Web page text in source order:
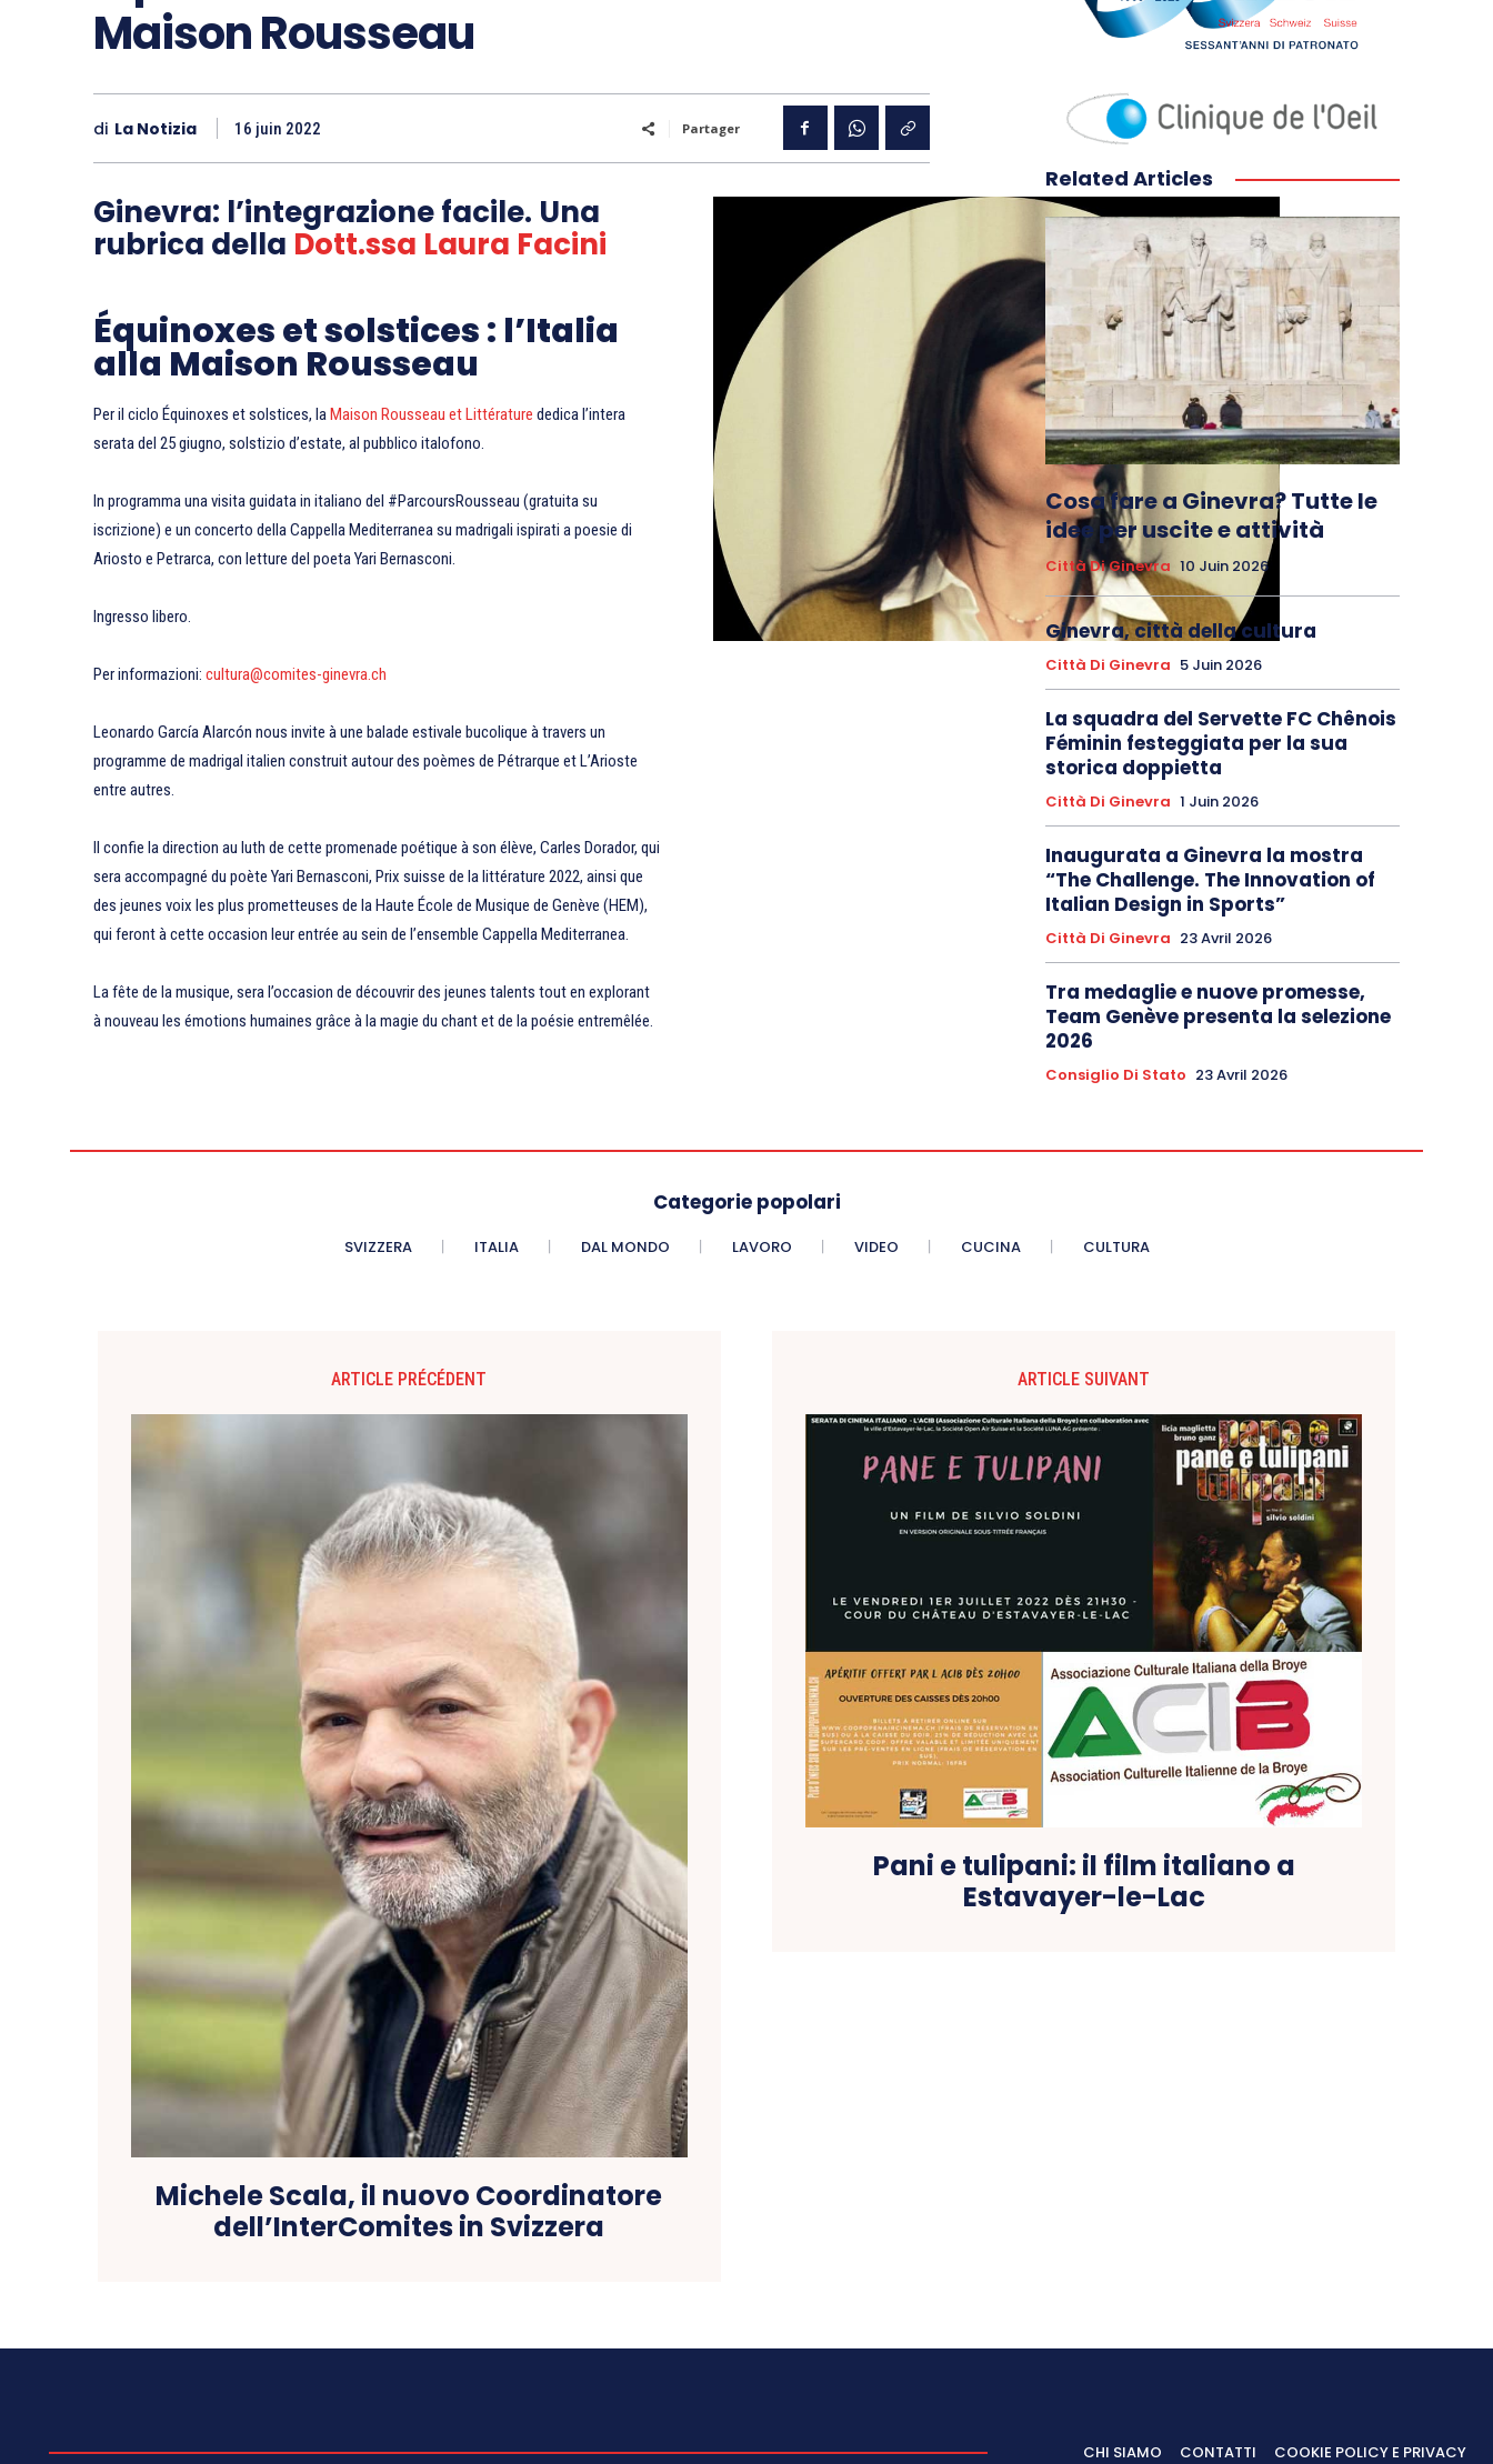
Maison Rousseau
di La Notizia 16 juin 2022 Partager
Ginevra: l’integrazione facile. Una
rubrica della Dott.ssa Laura Facini
Équinoxes et solstices : l’Italia
alla Maison Rousseau
Per il ciclo Équinoxes et solstices, la Maison Rousseau et Littérature dedica l’intera
serata del 25 giugno, solstizio d’estate, al pubblico italofono.
In programma una visita guidata in italiano del #ParcoursRousseau (gratuita su
iscrizione) e un concerto della Cappella Mediterranea su madrigali ispirati a poesie di
Ariosto e Petrarca, con letture del poeta Yari Bernasconi.
Ingresso libero.
Per informazioni: cultura@comites-ginevra.ch
Leonardo García Alarcón nous invite à une balade estivale bucolique à travers un
programme de madrigal italien construit autour des poèmes de Pétrarque et L’Arioste
entre autres.
Il confie la direction au luth de cette promenade poétique à son élève, Carles Dorador, qui
sera accompagné du poète Yari Bernasconi, Prix suisse de la littérature 2022, ainsi que
des jeunes voix les plus prometteuses de la Haute École de Musique de Genève (HEM),
qui feront à cette occasion leur entrée au sein de l’ensemble Cappella Mediterranea.
La fête de la musique, sera l’occasion de découvrir des jeunes talents tout en explorant
à nouveau les émotions humaines grâce à la magie du chant et de la poésie entremêlée.
Related Articles
Cosa fare a Ginevra? Tutte le
idee per uscite e attività
Città Di Ginevra 10 Juin 2026
Ginevra, città della cultura
Città Di Ginevra 5 Juin 2026
La squadra del Servette FC Chênois
Féminin festeggiata per la sua
storica doppietta
Città Di Ginevra 1 Juin 2026
Inaugurata a Ginevra la mostra
“The Challenge. The Innovation of
Italian Design in Sports”
Città Di Ginevra 23 Avril 2026
Tra medaglie e nuove promesse,
Team Genève presenta la selezione
2026
Consiglio Di Stato 23 Avril 2026
Categorie popolari
SVIZZERA ITALIA DAL MONDO LAVORO VIDEO CUCINA CULTURA
ARTICLE PRÉCÉDENT
Michele Scala, il nuovo Coordinatore
dell’InterComites in Svizzera
ARTICLE SUIVANT
Pani e tulipani: il film italiano a
Estavayer-le-Lac
CHI SIAMO CONTATTI COOKIE POLICY E PRIVACY